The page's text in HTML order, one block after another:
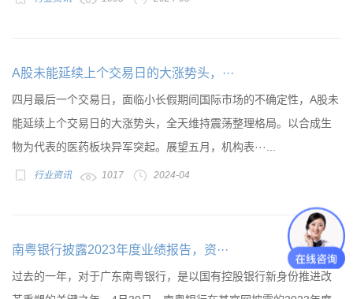
A股未能延续上个交易日的大涨势头，···
四月最后一个交易日，面临小长假期间国际市场的不确定性，A股未
能延续上个交易日的大涨势头，全天维持震荡整理格局。以合成生
物为代表的医药板块异军突起。展望五月，机构表···...
行业资讯 1017 2024-04
南粤银行披露2023年度业绩报告，资···
过去的一年，对于广东南粤银行，是以国有控股银行新身份推进改